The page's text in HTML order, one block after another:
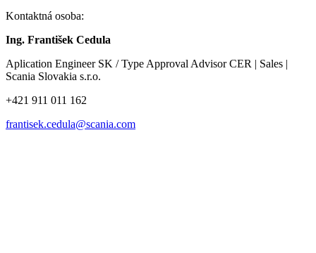
Kontaktná osoba:
Ing. František Cedula
Aplication Engineer SK / Type Approval Advisor CER | Sales |
Scania Slovakia s.r.o.
+421 911 011 162
frantisek.cedula@scania.com